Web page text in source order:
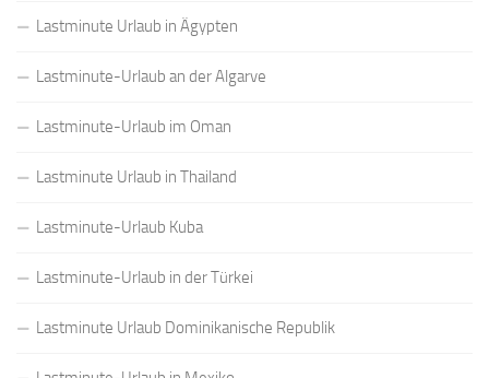
Lastminute Urlaub in Ägypten
Lastminute-Urlaub an der Algarve
Lastminute-Urlaub im Oman
Lastminute Urlaub in Thailand
Lastminute-Urlaub Kuba
Lastminute-Urlaub in der Türkei
Lastminute Urlaub Dominikanische Republik